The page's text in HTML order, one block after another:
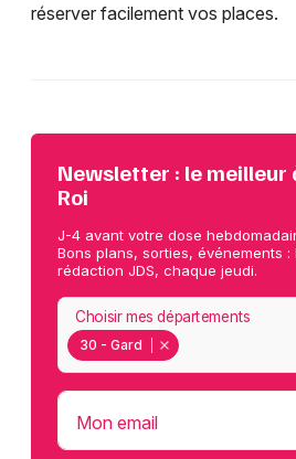
réserver facilement vos places.
Newsletter : le meilleur
Roi
J-4 avant votre dose
Bons plans, sorties, événements
rédaction JDS, chaque jeudi.
30 - Gard
Choisir mes départements
Mon email